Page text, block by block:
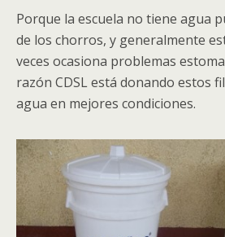
Porque la escuela no tiene agua
de los chorros, y generalmente
veces ocasiona problemas
razón CDSL está donando estos
agua en mejores condiciones.